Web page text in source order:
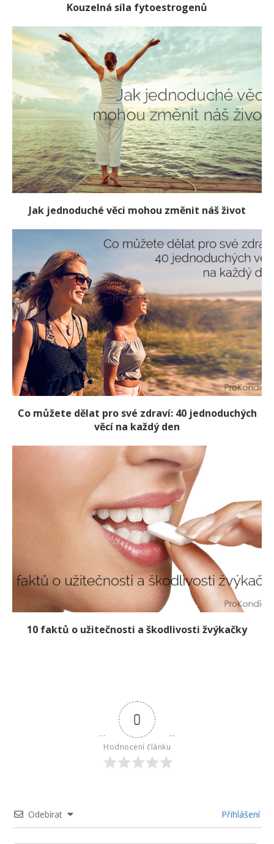
Kouzelná síla fytoestrogenů
Jak jednoduché věci mohou změnit náš život
Co můžete dělat pro své zdraví: 40 jednoduchých
věcí na každý den
10 faktů o užitečnosti a škodlivosti žvýkačky
0
Hodnocení článku
Odebírat Přihlášení